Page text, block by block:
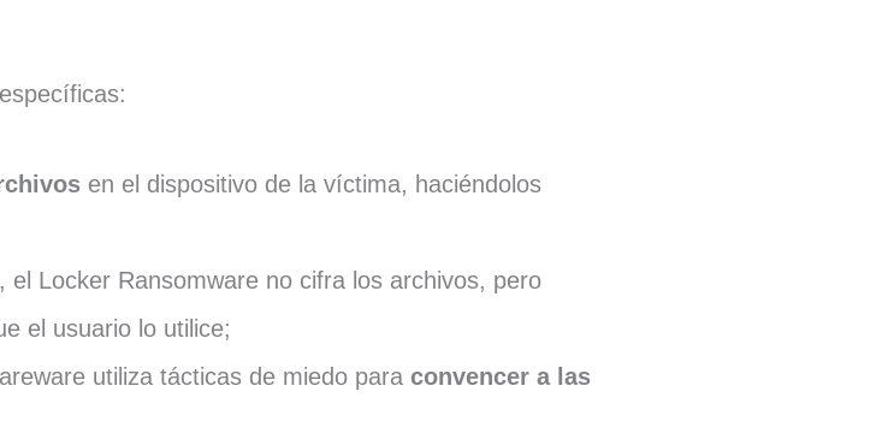
en el dispositivo de la víctima, haciéndolos
Locker Ransomware no cifra los archivos, pero
el usuario lo utilice;
utiliza tácticas de miedo para convencer a las